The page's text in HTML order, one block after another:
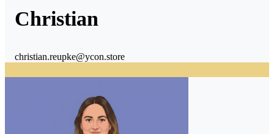
Christian
christian.reupke@ycon.store